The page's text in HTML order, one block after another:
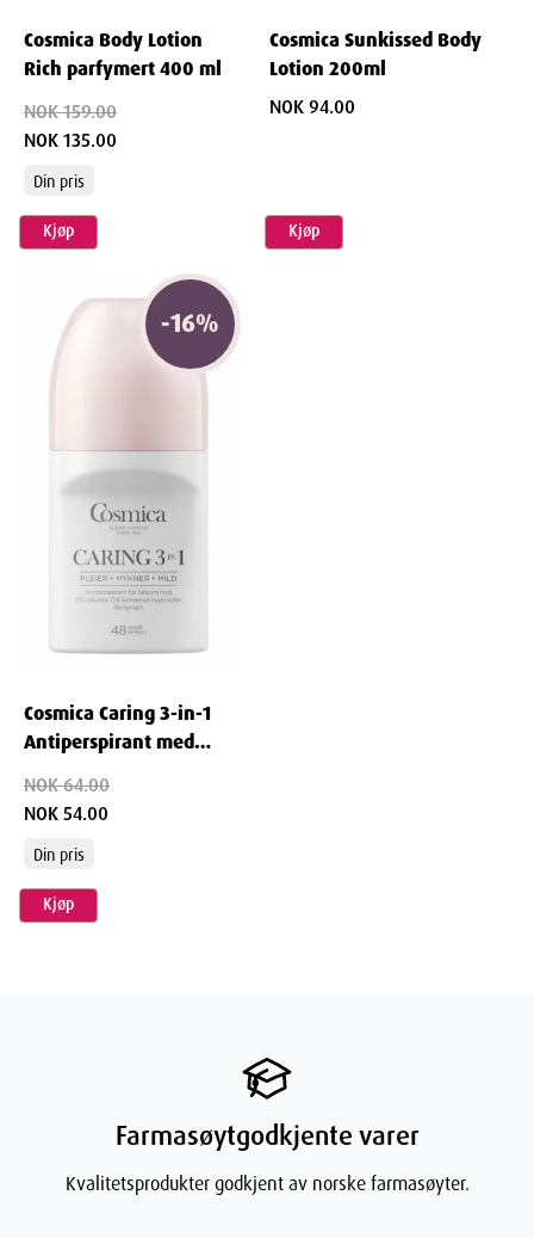
Cosmica Body Lotion
Rich parfymert 400 ml
NOK 159.00
NOK 135.00
Din pris
Kjøp
Cosmica Sunkissed Body
Lotion 200ml
NOK 94.00
Kjøp
-16%
Cosmica Caring 3-in-1
Antiperspirant med
NOK 64.00
NOK 54.00
Din pris
Kjøp
Farmasøytgodkjente varer
Kvalitetsprodukter godkjent av norske farmasøyter.